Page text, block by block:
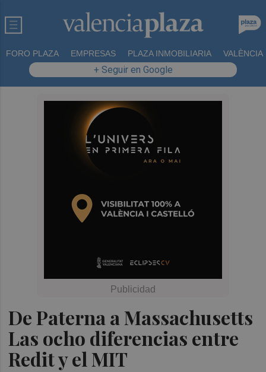
FORO PLAZA EMPRESAS PLAZA INMOBILIARIA VALÈNCIA
+ Seguir en Google
De Paterna a Massachusetts
Las ocho diferencias entre
Redit y el MIT